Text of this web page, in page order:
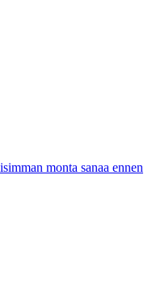
monta sanaa ennen